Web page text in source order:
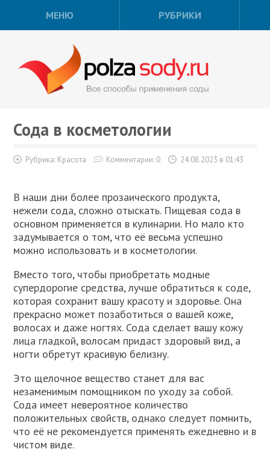
МЕНЮ РУБРИКИ
Сода в косметологии
Рубрика: Красота Комментарии: 0 24.08.2023 в 01:43
В наши дни более прозаического продукта,
нежели сода, сложно отыскать. Пищевая сода в
основном применяется в кулинарии. Но мало кто
задумывается о том, что её весьма успешно
можно использовать и в косметологии.
Вместо того, чтобы приобретать модные
супердорогие средства, лучше обратиться к соде,
которая сохранит вашу красоту и здоровье. Она
прекрасно может позаботиться о вашей коже,
волосах и даже ногтях. Сода сделает вашу кожу
лица гладкой, волосам придаст здоровый вид, а
ногти обретут красивую белизну.
Это щелочное вещество станет для вас
незаменимым помощником по уходу за собой.
Сода имеет невероятное количество
положительных свойств, однако следует помнить,
что её не рекомендуется применять ежедневно и в
чистом виде.